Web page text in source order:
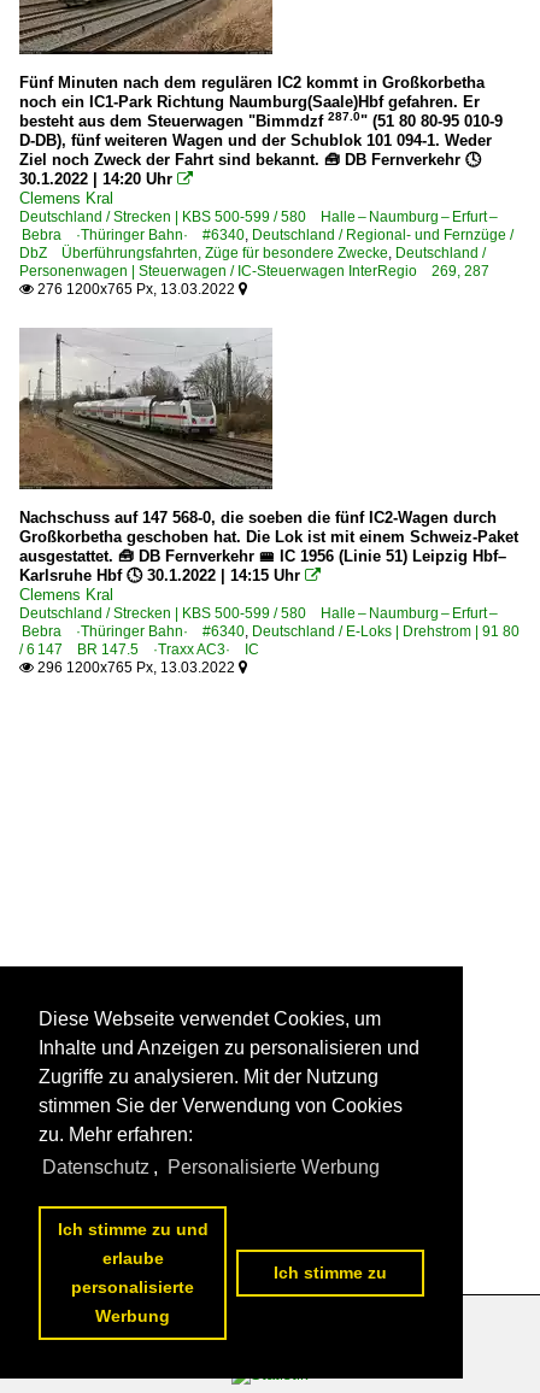
Fünf Minuten nach dem regulären IC2 kommt in Großkorbetha
noch ein IC1-Park Richtung Naumburg(Saale)Hbf gefahren. Er
besteht aus dem Steuerwagen "Bimmdzf 287.0" (51 80 80-95 010-9
D-DB), fünf weiteren Wagen und der Schublok 101 094-1. Weder
Ziel noch Zweck der Fahrt sind bekannt. 🧰 DB Fernverkehr 🕓
30.1.2022 | 14:20 Uhr 
Clemens Kral
Deutschland / Strecken | KBS 500-599 / 580 Halle – Naumburg – Erfurt –
Bebra ·Thüringer Bahn· #6340 Deutschland / Regional- und Fernzüge /
DbZ Überführungsfahrten, Züge für besondere Zwecke Deutschland /
Personenwagen | Steuerwagen / IC-Steuerwagen InterRegio 269, 287
 276 1200x765 Px, 13.03.2022 
Nachschuss auf 147 568-0, die soeben die fünf IC2-Wagen durch
Großkorbetha geschoben hat. Die Lok ist mit einem Schweiz-Paket
ausgestattet. 🧰 DB Fernverkehr 🚝 IC 1956 (Linie 51) Leipzig Hbf–
Karlsruhe Hbf 🕓 30.1.2022 | 14:15 Uhr 
Clemens Kral
Deutschland / Strecken | KBS 500-599 / 580 Halle – Naumburg – Erfurt –
Bebra ·Thüringer Bahn· #6340 Deutschland / E-Loks | Drehstrom | 91 80
/ 6 147 BR 147.5 ·Traxx AC3· IC
 296 1200x765 Px, 13.03.2022 
Datenschutzerklärung
Diese Webseite verwendet Cookies, um
Inhalte und Anzeigen zu personalisieren und
Zugriffe zu analysieren. Mit der Nutzung
stimmen Sie der Verwendung von Cookies
zu. Mehr erfahren:
Datenschutz , Personalisierte Werbung
Ich stimme zu und
erlaube
personalisierte
Werbung
Ich stimme zu